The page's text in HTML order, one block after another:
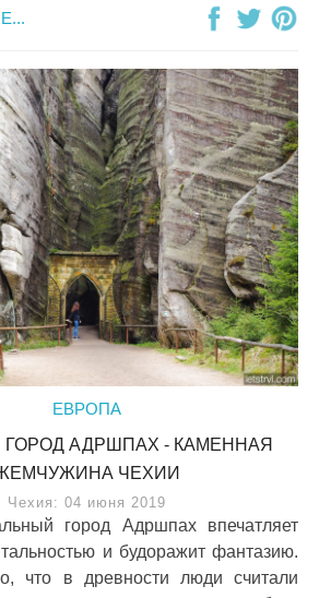
ЕВРОПА
АДРШПАХ - КАМЕННАЯ
ЧЕХИИ
Чехия: 04 июня 2019
город Адршпах впечатляет
и будоражит фантазию.
что в древности люди считали